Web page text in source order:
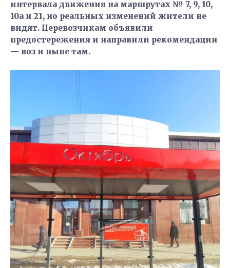
интервала движения на маршрутах № 7, 9, 10,
10а и 21, но реальных изменений жители не
видят. Перевозчикам объявили
предостережения и направили рекомендации
— воз и ныне там.